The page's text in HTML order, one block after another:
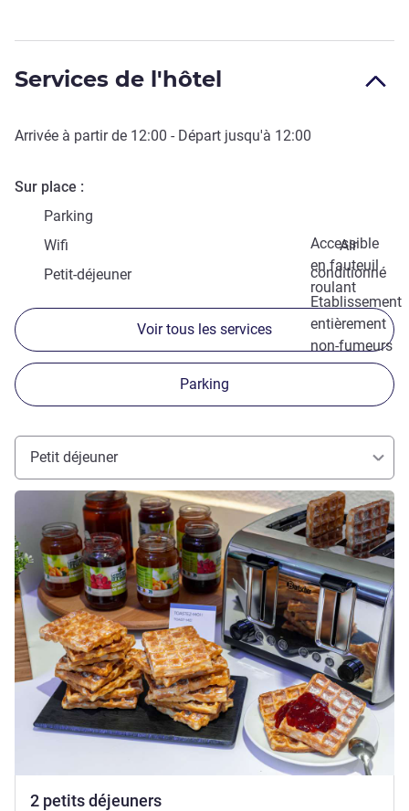
Services de l'hôtel
Arrivée à partir de 12:00 - Départ jusqu'à 12:00
Sur place
Parking
Accessible
en fauteuil
roulant
Wifi
Air
conditionné
Petit-déjeuner
Etablissement
entièrement
non-fumeurs
Voir tous les services
Parking
Petit déjeuner
2 petits déjeuners
Voir les détails